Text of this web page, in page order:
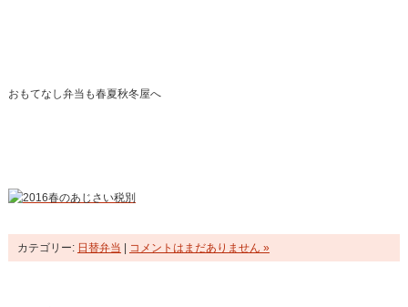
おもてなし弁当も春夏秋冬屋へ
カテゴリー: 日替弁当 コメントはまだありません »